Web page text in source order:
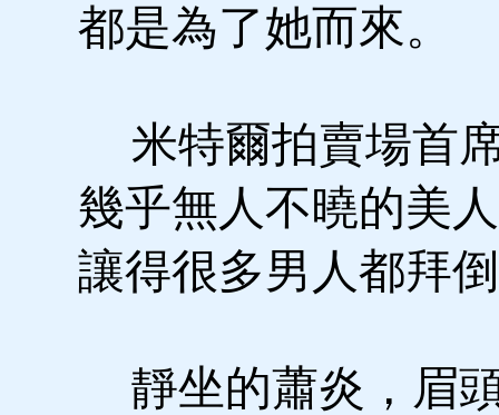
都是為了她而來。
米特爾拍賣場首
幾乎無人不曉的美
讓得很多男人都拜
靜坐的蕭炎，眉